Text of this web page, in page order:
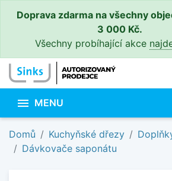
Doprava zdarma na všechny
3 000 Kč.
Všechny probíhající akce
 MENU
Domů Kuchyňské dřezy
Dávkovače saponátu